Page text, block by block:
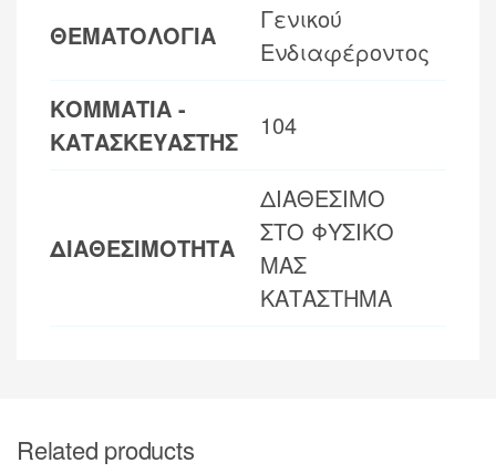
ΘΕΜΑΤΟΛΟΓΙΑ
Γενικού
Ενδιαφέροντος
ΚΟΜΜΑΤΙΑ -
ΚΑΤΑΣΚΕΥΑΣΤΗΣ
104
ΔΙΑΘΕΣΙΜΟΤΗΤΑ
ΔΙΑΘΕΣΙΜΟ
ΣΤΟ ΦΥΣΙΚΟ
ΜΑΣ
ΚΑΤΑΣΤΗΜΑ
Related products